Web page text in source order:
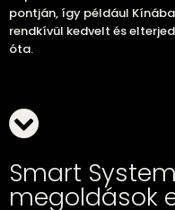
pontján, így például
rendkívül kedvelt és
óta.
Smart
megoldások